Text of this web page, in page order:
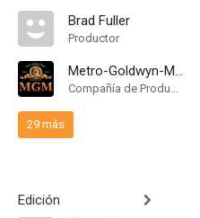
Brad Fuller
Productor
Metro-Goldwyn-Mayer
Compañía de Produccion
29 más
Edición